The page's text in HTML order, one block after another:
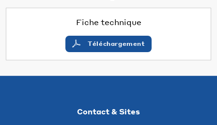
Fiche technique
Téléchargement
Contact & Sites